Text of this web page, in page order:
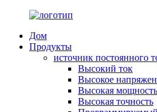
Дом
Продукты
источник постоянного
Высокий ток
Высокое
Высокая мощность
Высокая точность